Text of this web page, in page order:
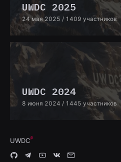
UWDC 2025
24 мая 2025 / 1409 участников
UWDC 2024
8 июня 2024 / 1445 участников
UWDC